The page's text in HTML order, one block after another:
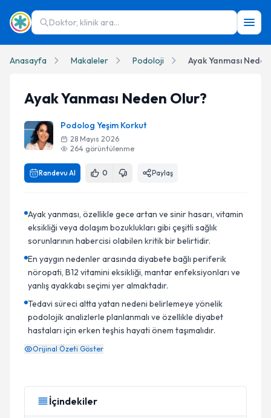
Doktor, klinik ara...
Anasayfa Makaleler Podoloji Ayak Yanması
Ayak Yanması Neden Olur?
Podolog Yeşim Korkut
28 Mayıs 2026
264 görüntülenme
Randevu Al 0 Paylaş
Ayak yanması, özellikle gece artan ve sinir hasarı, vitamin
eksikliği veya dolaşım bozuklukları gibi çeşitli sağlık
sorunlarının habercisi olabilen kritik bir belirtidir.
En yaygın nedenler arasında diyabete bağlı periferik
nöropati, B12 vitamini eksikliği, mantar enfeksiyonları ve
yanlış ayakkabı seçimi yer almaktadır.
Tedavi süreci altta yatan nedeni belirlemeye yönelik
podolojik analizlerle planlanmalı ve özellikle diyabet
hastaları için erken teşhis hayati önem taşımalıdır.
Orijinal Özeti Göster
İçindekiler